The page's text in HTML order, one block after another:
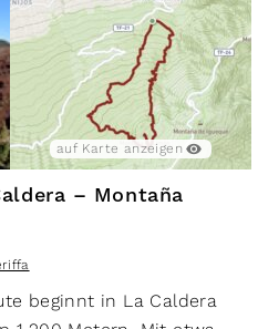
auf Karte anzeigen
– Montaña
beginnt in La Caldera